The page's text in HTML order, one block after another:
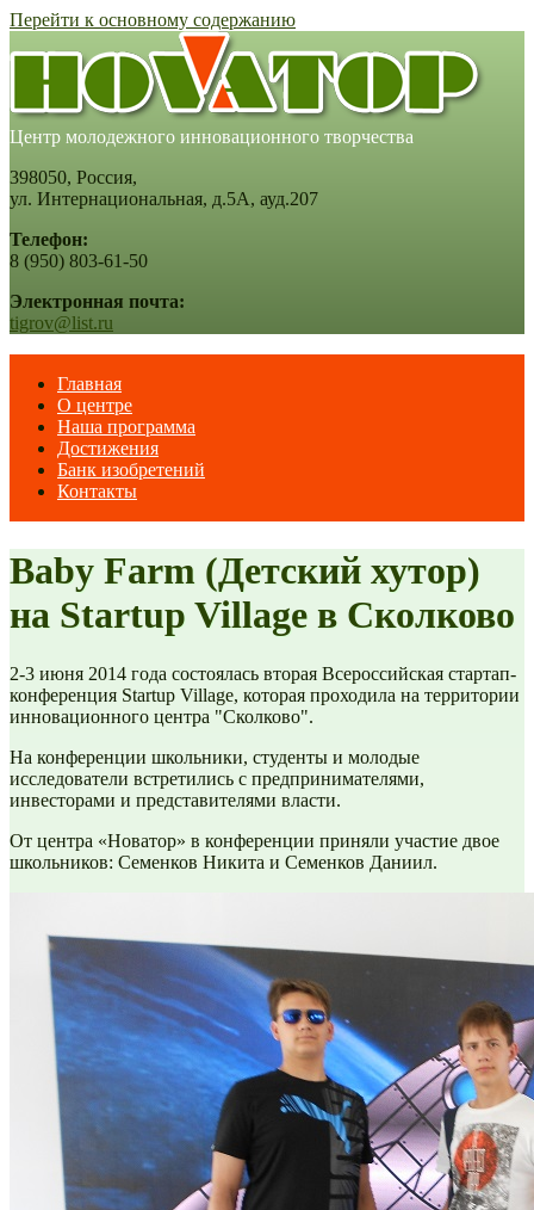
Перейти к основному содержанию
Центр молодежного инновационного творчества
398050, Россия,
ул. Интернациональная, д.5А, ауд.207
Телефон:
8 (950) 803-61-50
Электронная почта:
tigrov@list.ru
Главная
О центре
Наша программа
Достижения
Банк изобретений
Контакты
Baby Farm (Детский хутор)
на Startup Village в Сколково
2-3 июня 2014 года состоялась вторая Всероссийская стартап-
конференция Startup Village, которая проходила на территории
инновационного центра "Сколково".
На конференции школьники, студенты и молодые
исследователи встретились с предпринимателями,
инвесторами и представителями власти.
От центра «Новатор» в конференции приняли участие двое
школьников: Семенков Никита и Семенков Даниил.